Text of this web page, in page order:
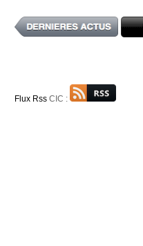
Flux Rss CIC :